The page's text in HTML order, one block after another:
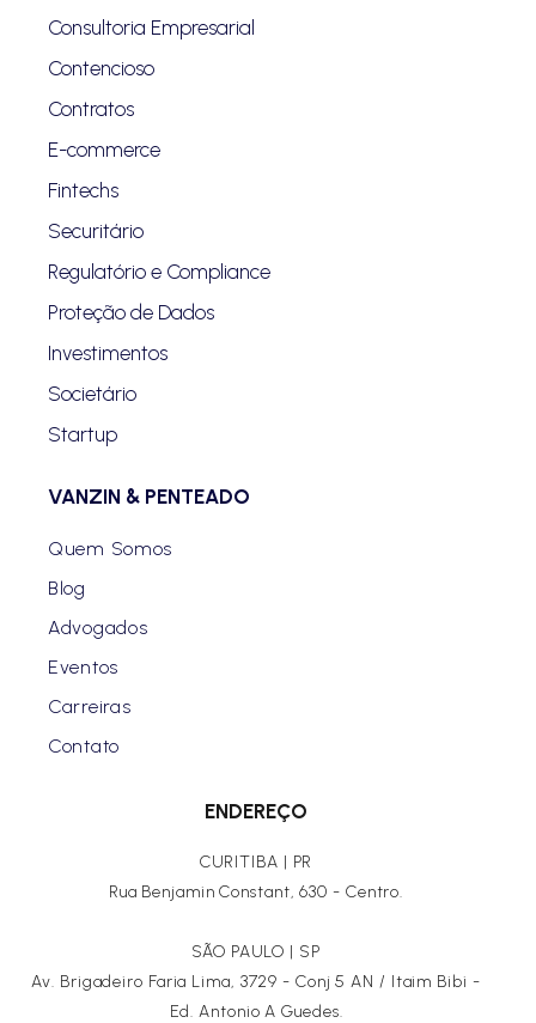
ENDEREÇO
CURITIBA | PR
Rua Benjamin Constant, 630 - Centro.
SÃO PAULO | SP
Av. Brigadeiro Faria Lima, 3729 - Conj 5 AN / Itaim Bibi -
Ed. Antonio A Guedes.
Consultoria Empresarial
Contencioso
Contratos
E-commerce
Fintechs
Securitário
Regulatório e Compliance
Proteção de Dados
Investimentos
Societário
Startup
VANZIN & PENTEADO
Quem Somos
Blog
Advogados
Eventos
Carreiras
Contato